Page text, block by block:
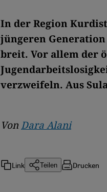
In der Region
jüngeren Generation
breit. Vor allem der
verzweifeln. Aus
Von Dara Alani
Link Teilen Drucken